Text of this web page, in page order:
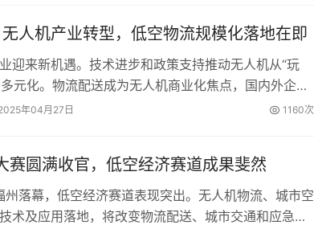
人机产业转型，低空物流规模化落地在即
迎来新机遇。技术进步和政策支持推动无人机从“玩
元化。物流配送成为无人机商业化焦点，国内外企业
理、续航等挑战。...
年04月27日 1160次
赛圆满收官，低空经济赛道成果斐然
落幕，低空经济赛道表现突出。无人机物流、城市空
术及应用落地，将改变物流配送、城市交通和应急救